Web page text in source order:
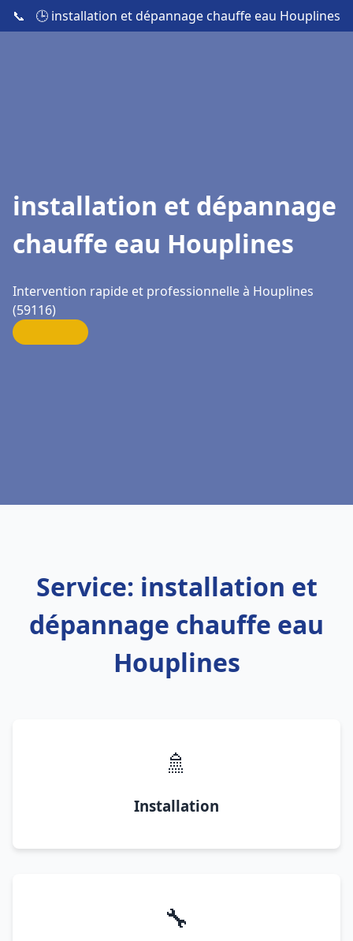
📞 🕒 installation et dépannage chauffe eau Houplines
installation et dépannage
chauffe eau Houplines
Intervention rapide et professionnelle à Houplines
(59116)
Service: installation et
dépannage chauffe eau
Houplines
🚿
Installation
🔧